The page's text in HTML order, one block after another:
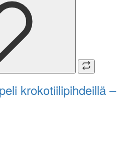
krokotiilipihdeillä –